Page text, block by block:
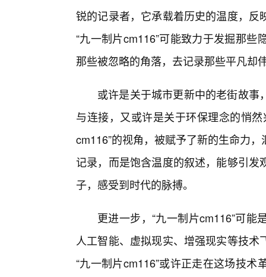
锐的记录者，它承载着历史的温度，
“九一制片cm116”可能致力于发掘那
那些被忽略的角落，去记录那些平凡却
或许是关于城市更新中的老街故
与连接，又或许是关于环保理念的悄
cm116”的视角，被赋予了新的生命力
记录，而是饱含温度的叙述，能够引
子，感受到时代的脉搏。
更进一步，“九一制片cm116”可
人工智能、虚拟现实、增强现实等技
“九一制片cm116”或许正走在这场技